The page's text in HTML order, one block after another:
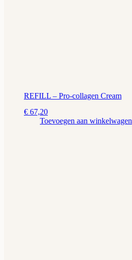
REFILL – Pro-collagen Cream
€ 67,20
Toevoegen aan winkelwagen